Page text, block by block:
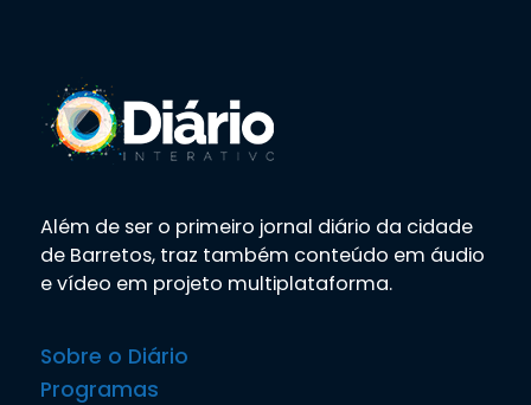
Além de ser o primeiro jornal diário da cidade
de Barretos, traz também conteúdo em áudio
e vídeo em projeto multiplataforma.
Sobre o Diário
Programas